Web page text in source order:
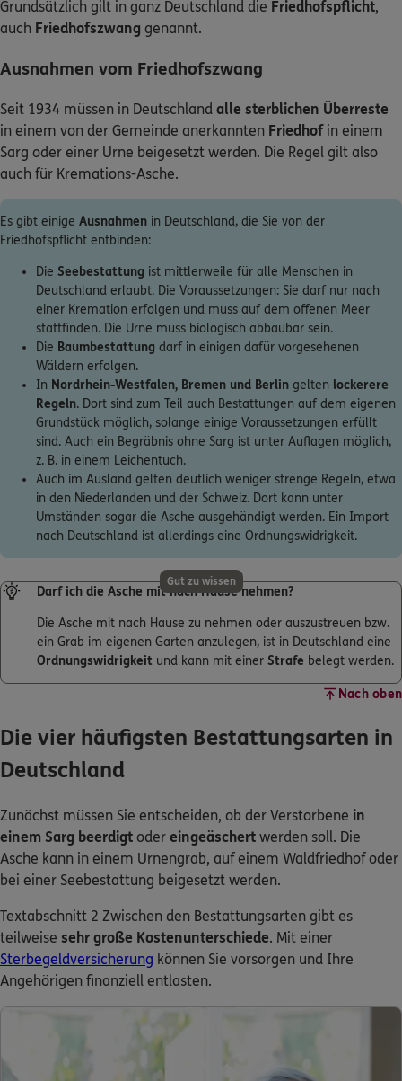
Grundsätzlich gilt in ganz Deutschland die Friedhofspflicht,
auch Friedhofszwang genannt.
Ausnahmen vom Friedhofszwang
Seit 1934 müssen in Deutschland alle sterblichen Überreste
in einem von der Gemeinde anerkannten Friedhofin einem
Sarg oder einer Urne beigesetzt werden. Die Regel gilt also
auch für Kremations-Asche.
Es gibt einige Ausnahmen in Deutschland, die Sie von der
Friedhofspflicht entbinden:
Die Seebestattung ist mittlerweile für alle Menschen in
Deutschland erlaubt. Die Voraussetzungen: Sie darf nur nach
einer Kremation erfolgen und muss auf dem offenen Meer
stattfinden. Die Urne muss biologisch abbaubar sein.
Die Baumbestattung darf in einigen dafür vorgesehenen
Wäldern erfolgen.
In Nordrhein-Westfalen, Bremen und Berlin gelten lockerere
Regeln. Dort sind zum Teil auch Bestattungen auf dem eigenen
Grundstück möglich, solange einige Voraussetzungen erfüllt
sind. Auch ein Begräbnis ohne Sarg ist unter Auflagen möglich,
z. B. in einem Leichentuch.
Auch im Ausland gelten deutlich weniger strenge Regeln, etwa
in den Niederlanden und der Schweiz. Dort kann unter
Umständen sogar die Asche ausgehändigt werden. Ein Import
nach Deutschland ist allerdings eine Ordnungswidrigkeit.
Gut zu wissen
Darf ich die Asche mit nach Hause nehmen?
Die Asche mit nach Hause zu nehmen oder auszustreuen bzw.
ein Grab im eigenen Garten anzulegen, ist in Deutschland eine
Ordnungswidrigkeit und kann mit einer Strafe belegt werden.
Nach oben
Die vier häufigsten Bestattungsarten in
Deutschland
Zunächst müssen Sie entscheiden, ob der Verstorbene in
einem Sarg beerdigt oder eingeäschert werden soll. Die
Asche kann in einem Urnengrab, auf einem Waldfriedhof oder
bei einer Seebestattung beigesetzt werden.
Textabschnitt 2 Zwischen den Bestattungsarten gibt es
teilweise sehr große Kostenunterschiede. Mit einer
Sterbegeldversicherung können Sie vorsorgen und Ihre
Angehörigen finanziell entlasten.